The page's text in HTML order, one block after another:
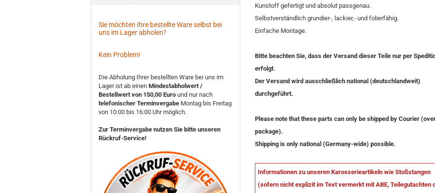
Kunstoff gefertigt und absolut passgenau.
Selbstverständlich grundier-, lackier,- und folierfähig.
Einfache Montage.
Bitte beachten Sie, dass der Versand dieser Teile nur per
erfolgt.
Der Versand wird ausschließlich national (deutschlandweit)
durchgeführt.
Please note that these parts can only be shipped by Courier
package).
Shipping is only national (Germany-wide) possible.
Informationen zu unseren Karosserieartikeln wie Stoßstangen
(sofern nicht explizit im Text vermerkt mit ABE, Teilegutachten
Sie möchten Ihre bestellte Ware selbst bei
uns im Lager abholen?
Kein Problem!
Die Abholung Ihrer bestellten Ware bei uns im
Lager ist ab einen Mindestabholwert /
Bestellwert von 150,00 Euro und nur nach
telefonischer Terminvergabe Montag bis Freitag
von 10:00 bis 16:00 Uhr möglich.
Zur Terminvergabe nutzen Sie bitte unseren
Rückruf-Service!